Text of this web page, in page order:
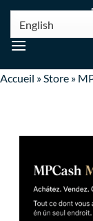
Accueil »Store »